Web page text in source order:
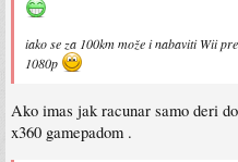
iako se za 100km može i nabaviti Wii
1080p
Ako imas jak racunar samo deri
x360 gamepadom .